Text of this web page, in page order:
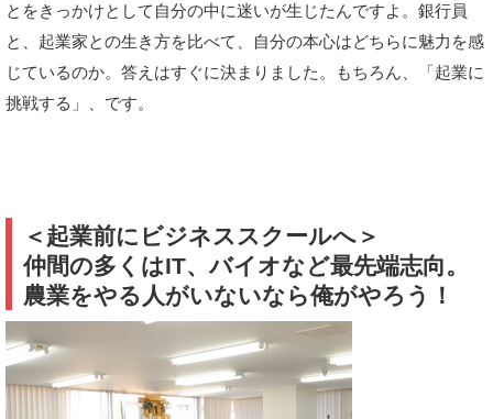
とをきっかけとして自分の中に迷いが生じたんですよ。銀行員
と、起業家との生き方を比べて、自分の本心はどちらに魅力を感
じているのか。答えはすぐに決まりました。もちろん、「起業に
挑戦する」、です。
＜起業前にビジネススクールへ＞
仲間の多くはIT、バイオなど最先端志向。
農業をやる人がいないなら俺がやろう！